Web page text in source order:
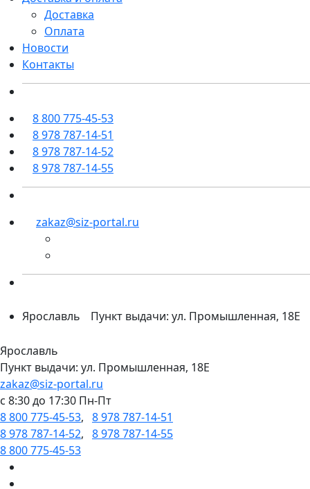
Доставка
Оплата
Новости
Контакты
8 800 775-45-53
8 978 787-14-51
8 978 787-14-52
8 978 787-14-55
zakaz@siz-portal.ru
Ярославль Пункт выдачи: ул. Промышленная, 18Е
Ярославль
Пункт выдачи: ул. Промышленная, 18Е
zakaz@siz-portal.ru
c 8:30 до 17:30 Пн-Пт
8 800 775-45-53, 8 978 787-14-51
8 978 787-14-52, 8 978 787-14-55
8 800 775-45-53